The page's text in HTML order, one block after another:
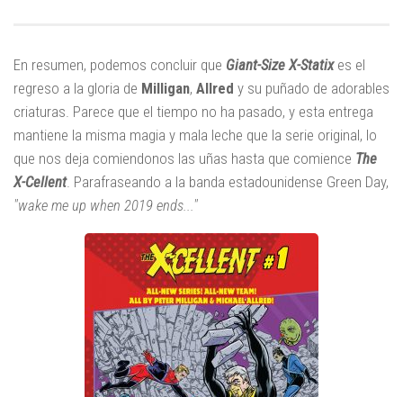
En resumen, podemos concluir que Giant-Size X-Statixes el
regreso a la gloria de Milligan, Allred y su puñado de adorables
criaturas. Parece que el tiempo no ha pasado, y esta entrega
mantiene la misma magia y mala leche que la serie original, lo
que nos deja comiendonos las uñas hasta que comience The
X-Cellent. Parafraseando a la banda estadounidense Green Day,
"wake me up when 2019 ends..."